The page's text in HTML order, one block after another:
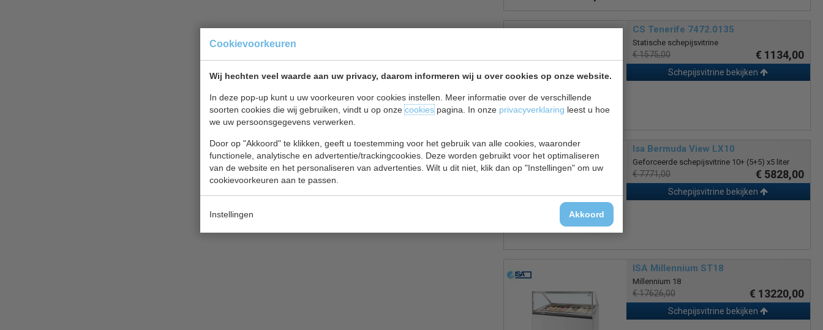
Cookievoorkeuren
Wij hechten veel waarde aan uw privacy, daarom informeren wij u over cookies op onze website.
In deze pop-up kunt u uw voorkeuren voor cookies instellen. Meer informatie over de verschillende
soorten cookies die wij gebruiken, vindt u op onzecookiespagina. In onze privacyverklaring leest u hoe
we uw persoonsgegevens verwerken.
Door op "Akkoord" te klikken, geeft u toestemming voor het gebruik van alle cookies, waaronder
functionele, analytische en advertentie/trackingcookies. Deze worden gebruikt voor het optimaliseren
van de website en het personaliseren van advertenties. Wilt u dit niet, klik dan op "Instellingen" om uw
cookievoorkeuren aan te passen.
Instellingen Akkoord
CS Tenerife 7472.0135
Statische schepijsvitrine
€ 1575,00 € 1134,00
Schepijsvitrine bekijken
Isa Bermuda View LX10
Geforceerde schepijsvitrine 10+ (5+5) x5 liter
€ 7771,00 € 5828,00
Schepijsvitrine bekijken
ISA Millennium ST18
Millennium 18
€ 17626,00 € 13220,00
Schepijsvitrine bekijken